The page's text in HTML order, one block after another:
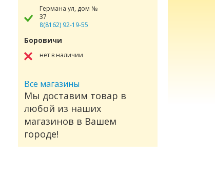
Германа ул, дом №
37
8(8162) 92-19-55
Боровичи
нет в наличии
Все магазины
Мы доставим товар в
любой из наших
магазинов в Вашем
городе!